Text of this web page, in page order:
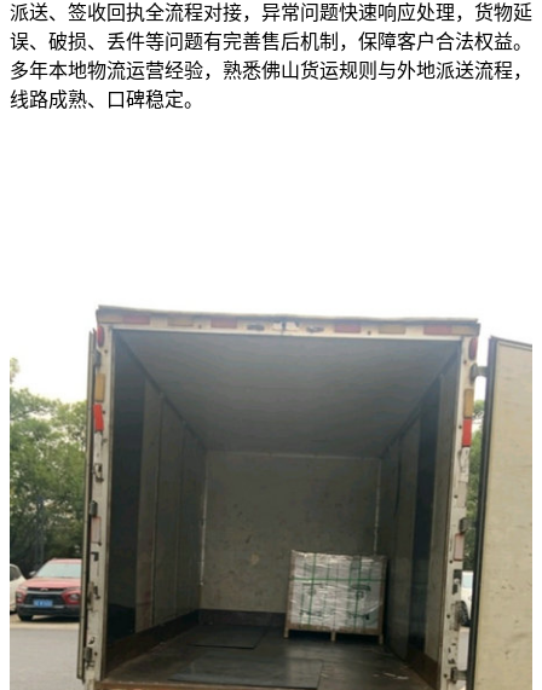
派送、签收回执全流程对接，异常问题快速响应处理，货物延
误、破损、丢件等问题有完善售后机制，保障客户合法权益。
多年本地物流运营经验，熟悉佛山货运规则与外地派送流程，
线路成熟、口碑稳定。